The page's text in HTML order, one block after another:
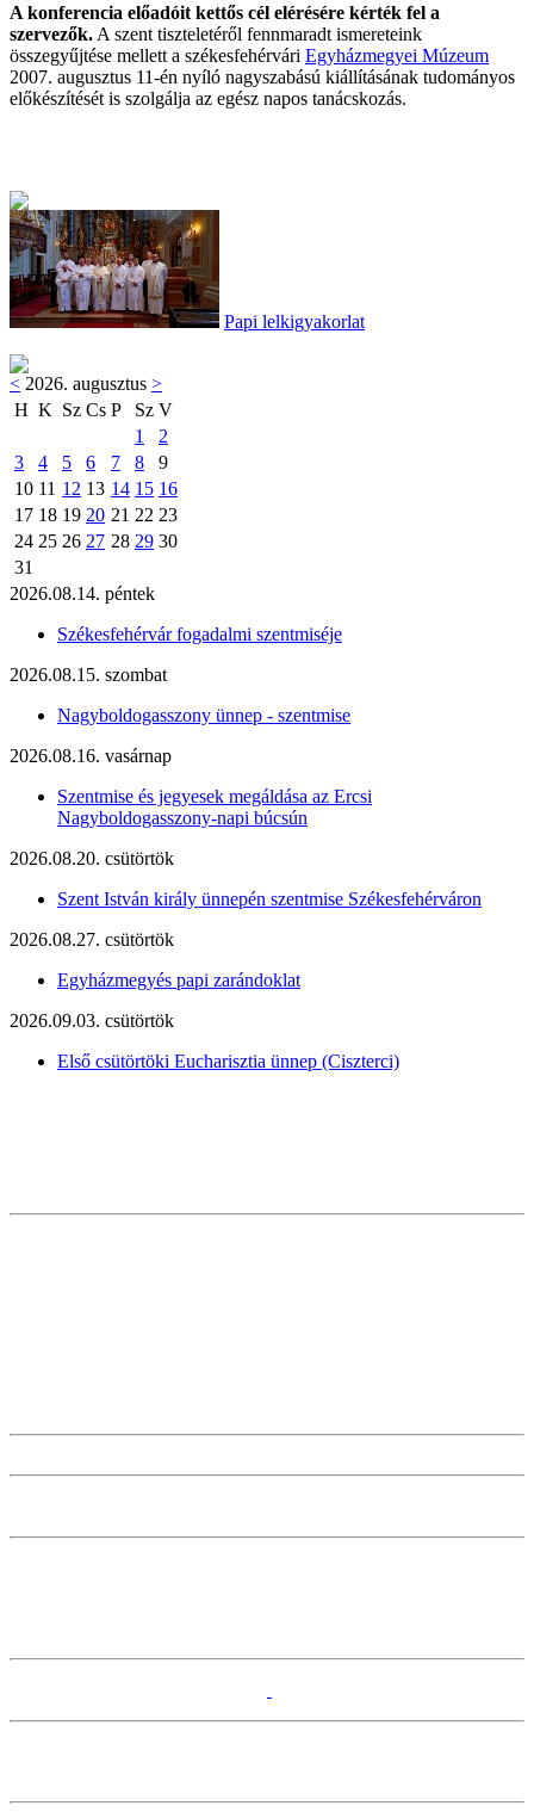
A konferencia előadóit kettős cél elérésére kérték fel a
szervezők. A szent tiszteletéről fennmaradt ismereteink
összegyűjtése mellett a székesfehérvári Egyházmegyei Múzeum
2007. augusztus 11-én nyíló nagyszabású kiállításának tudományos
előkészítését is szolgálja az egész napos tanácskozás.
Papi lelkigyakorlat
< 2026. augusztus >
H K Sz Cs P Sz V
1
2
3
4 5 6 7 8
9
10 11 12 13 14 15 16
17 18 19 20 21 22 23
24 25 26 27 28 29 30
31
2026.08.14. péntek
Székesfehérvár fogadalmi szentmiséje
2026.08.15. szombat
Nagyboldogasszony ünnep - szentmise
2026.08.16. vasárnap
Szentmise és jegyesek megáldása az Ercsi
Nagyboldogasszony-napi búcsún
2026.08.20. csütörtök
Szent István király ünnepén szentmise Székesfehérváron
2026.08.27. csütörtök
Egyházmegyés papi zarándoklat
2026.09.03. csütörtök
Első csütörtöki Eucharisztia ünnep (Ciszterci)